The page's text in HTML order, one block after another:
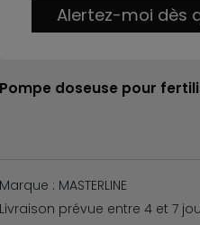
Alertez-moi dès
Pompe doseuse pour
Marque : MASTERLINE
Livraison prévue entre 4 et 7